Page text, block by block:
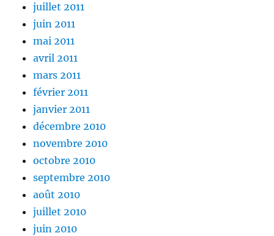
juillet 2011
juin 2011
mai 2011
avril 2011
mars 2011
février 2011
janvier 2011
décembre 2010
novembre 2010
octobre 2010
septembre 2010
août 2010
juillet 2010
juin 2010